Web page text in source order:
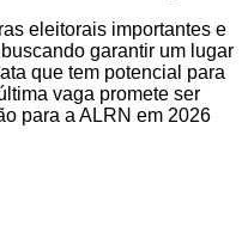
eleitorais importantes e
garantir um lugar
que tem potencial para
vaga promete ser
para a ALRN em 2026